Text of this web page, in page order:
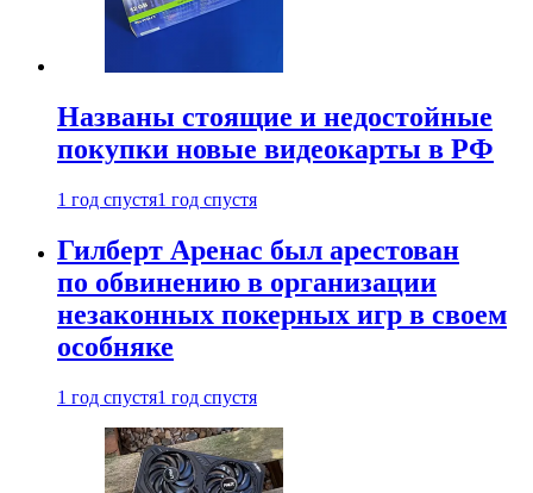
Названы стоящие и недостойные
покупки новые видеокарты в РФ
1 год спустя1 год спустя
Гилберт Аренас был арестован
по обвинению в организации
незаконных покерных игр в своем
особняке
1 год спустя1 год спустя